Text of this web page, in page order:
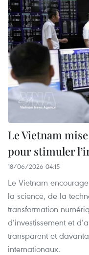
Le Vietnam
pour stimuler
18/06/2026 04:15
Le Vietnam
la science, de la
transformation
d’investissement et
transparent et
internationaux.